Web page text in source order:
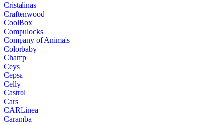
Cristalinas
Craftenwood
CoolBox
Compulocks
Company of Animals
Colorbaby
Champ
Ceys
Cepsa
Celly
Castrol
Cars
CARLinea
Caramba